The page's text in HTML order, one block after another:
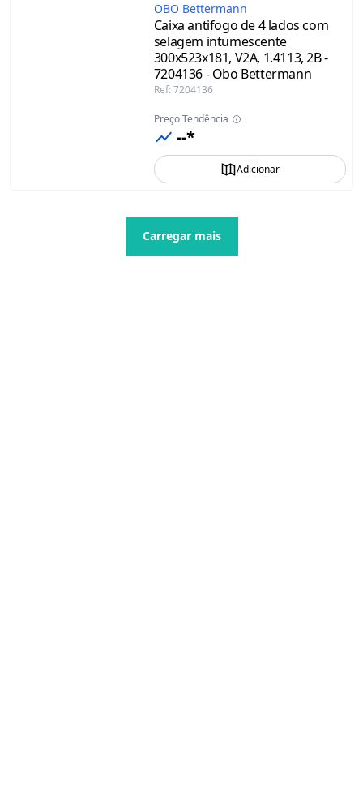
OBO Bettermann
Caixa antifogo de 4 lados com
selagem intumescente
300x523x181, V2A, 1.4113, 2B -
7204136 - Obo Bettermann
Ref: 7204136
Preço Tendência
--*
Adicionar
Carregar mais